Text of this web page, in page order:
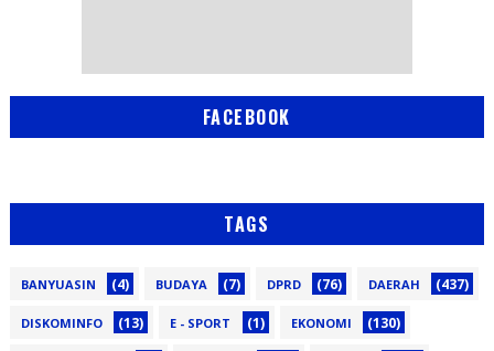
FACEBOOK
TAGS
BANYUASIN (4) BUDAYA (7) DPRD (76) DAERAH (437)
DISKOMINFO (13) E - SPORT (1) EKONOMI (130)